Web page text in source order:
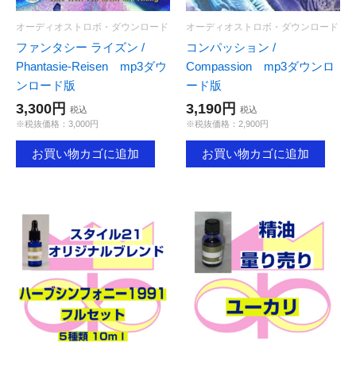
オーディオストロボ・ダウンロード
ファンタシー ライズン /
Phantasie-Reisen mp3ダウ
ンロード版
3,300円
税込
※税抜価格：3,000円
お買い物カゴに追加
オーディオストロボ・ダウンロード
コンパッション /
Compassion mp3ダウンロ
ード版
3,190円
税込
※税抜価格：2,900円
お買い物カゴに追加